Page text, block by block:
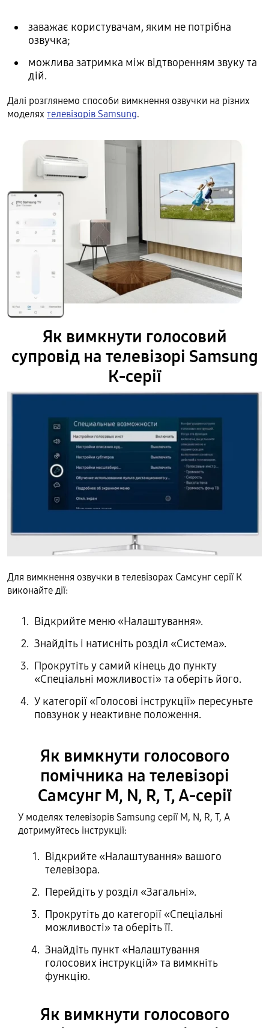
заважає користувачам, яким не потрібна
озвучка;
можлива затримка між відтворенням звуку та
дій.
Далі розглянемо способи вимкнення озвучки на різних
моделях телевізорів Samsung.
Як вимкнути голосовий
супровід на телевізорі Samsung
К-серії
Для вимкнення озвучки в телевізорах Самсунг серії К
виконайте дії:
Відкрийте меню «Налаштування».
Знайдіть і натисніть розділ «Система».
Прокрутіть у самий кінець до пункту
«Спеціальні можливості» та оберіть його.
У категорії «Голосові інструкції» пересуньте
повзунок у неактивне положення.
Як вимкнути голосового
помічника на телевізорі
Самсунг М, N, R, T, A-серії
У моделях телевізорів Samsung серії М, N, R, T, A
дотримуйтесь інструкції:
Відкрийте «Налаштування» вашого
телевізора.
Перейдіть у розділ «Загальні».
Прокрутіть до категорії «Спеціальні
можливості» та оберіть її.
Знайдіть пункт «Налаштування
голосових інструкцій» та вимкніть
функцію.
Як вимкнути голосового